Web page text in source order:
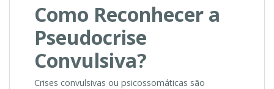
Como Reconhecer a
Pseudocrise
Convulsiva?
Crises convulsivas ou psicossomáticas são